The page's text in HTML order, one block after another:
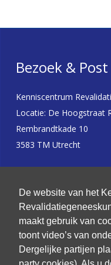
De website van het
maakt gebruik van
toont video’s van
Dergelijke partijen
Bezoek & Post
Kenniscentrum
Locatie: De Hoogstraat
Rembrandtkade 10
3583 TM Utrecht
Over het KCRU